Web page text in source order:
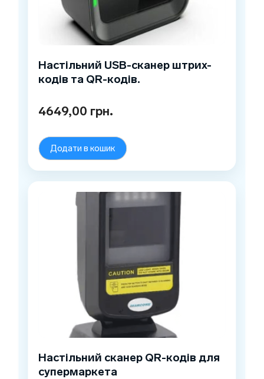
Настільний USB-сканер штрих-
кодів та QR-кодів.
4649,00 грн.
Додати в кошик
Настільний сканер QR-кодів для
супермаркета